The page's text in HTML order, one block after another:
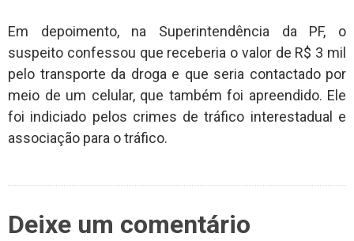
Em depoimento, na Superintendência da PF, o
suspeito confessou que receberia o valor de R$ 3 mil
pelo transporte da droga e que seria contactado por
meio de um celular, que também foi apreendido. Ele
foi indiciado pelos crimes de tráfico interestadual e
associação para o tráfico.
Deixe um comentário